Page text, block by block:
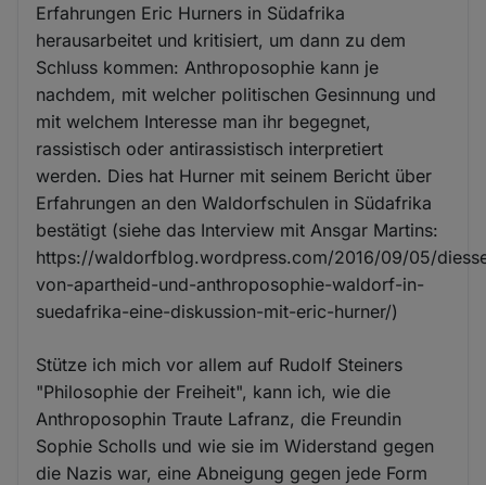
Erfahrungen Eric Hurners in Südafrika
herausarbeitet und kritisiert, um dann zu dem
Schluss kommen: Anthroposophie kann je
nachdem, mit welcher politischen Gesinnung und
mit welchem Interesse man ihr begegnet,
rassistisch oder antirassistisch interpretiert
werden. Dies hat Hurner mit seinem Bericht über
Erfahrungen an den Waldorfschulen in Südafrika
bestätigt (siehe das Interview mit Ansgar Martins:
https://waldorfblog.wordpress.com/2016/09/05/
von-apartheid-und-anthroposophie-waldorf-in-
suedafrika-eine-diskussion-mit-eric-hurner/)
Stütze ich mich vor allem auf Rudolf Steiners
"Philosophie der Freiheit", kann ich, wie die
Anthroposophin Traute Lafranz, die Freundin
Sophie Scholls und wie sie im Widerstand gegen
die Nazis war, eine Abneigung gegen jede Form